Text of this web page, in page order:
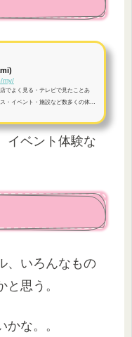
my/
でよく見る・テレビで見たことあ
・イベント・施設など数多くの体験
イベント体験な
、いろんなもの
思う。
な。。